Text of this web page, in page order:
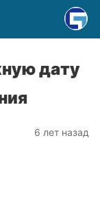
дату
6 лет назад